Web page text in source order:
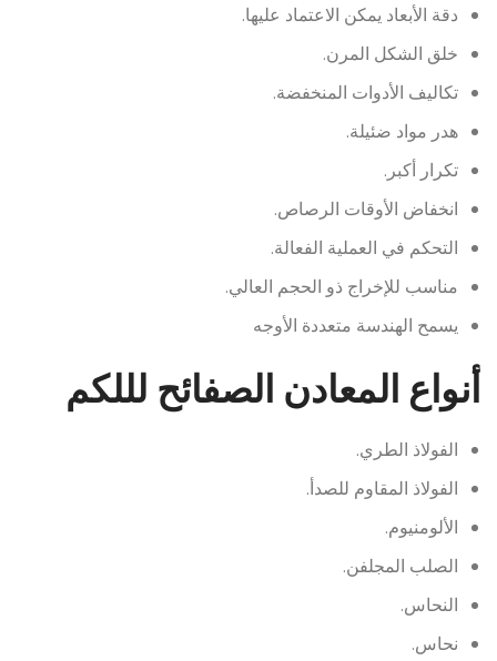
دقة الأبعاد يمكن الاعتماد عليها.
خلق الشكل المرن.
تكاليف الأدوات المنخفضة.
هدر مواد ضئيلة.
تكرار أكبر.
انخفاض الأوقات الرصاص.
التحكم في العملية الفعالة.
مناسب للإخراج ذو الحجم العالي.
يسمح الهندسة متعددة الأوجه
أنواع المعادن الصفائح لللكم
الفولاذ الطري.
الفولاذ المقاوم للصدأ.
الألومنيوم.
الصلب المجلفن.
النحاس.
نحاس.